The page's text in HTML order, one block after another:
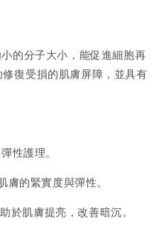
的分子大小，能促進細胞再
復受損的肌膚屏障，並具有
性護理。
膚的緊實度與彈性。
於肌膚提亮，改善暗沉。